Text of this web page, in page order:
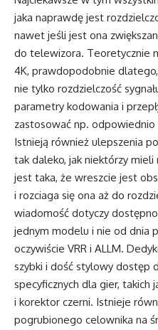
jaka naprawdę jest
nawet jeśli jest ona
do telewizora. Teoretycznie
4K, prawdopodobnie
nie tylko rozdzielczość
parametry kodowania i
zastosować np. odpowiednio
Istnieją również ulepszenia
tak daleko, jak niektórzy
jest taka, że wreszcie jest
i rozciaga się ona aż do
wiadomość dotyczy
jednym modelu i nie od dnia
oczywiście VRR i ALLM.
szybki i dość stylowy dostęp
specyficznych dla gier, takich
i korektor czerni. Istnieje
pogrubionego celownika na